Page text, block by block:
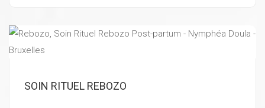
SOIN RITUEL REBOZO